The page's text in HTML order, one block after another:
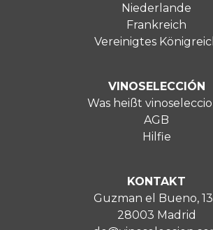
Niederlande
Frankreich
Vereinigtes
VINOSELECCIÓN
Was heißt
AGB
Hilfie
KONTAKT
Guzman el Bueno,
28003 Madrid